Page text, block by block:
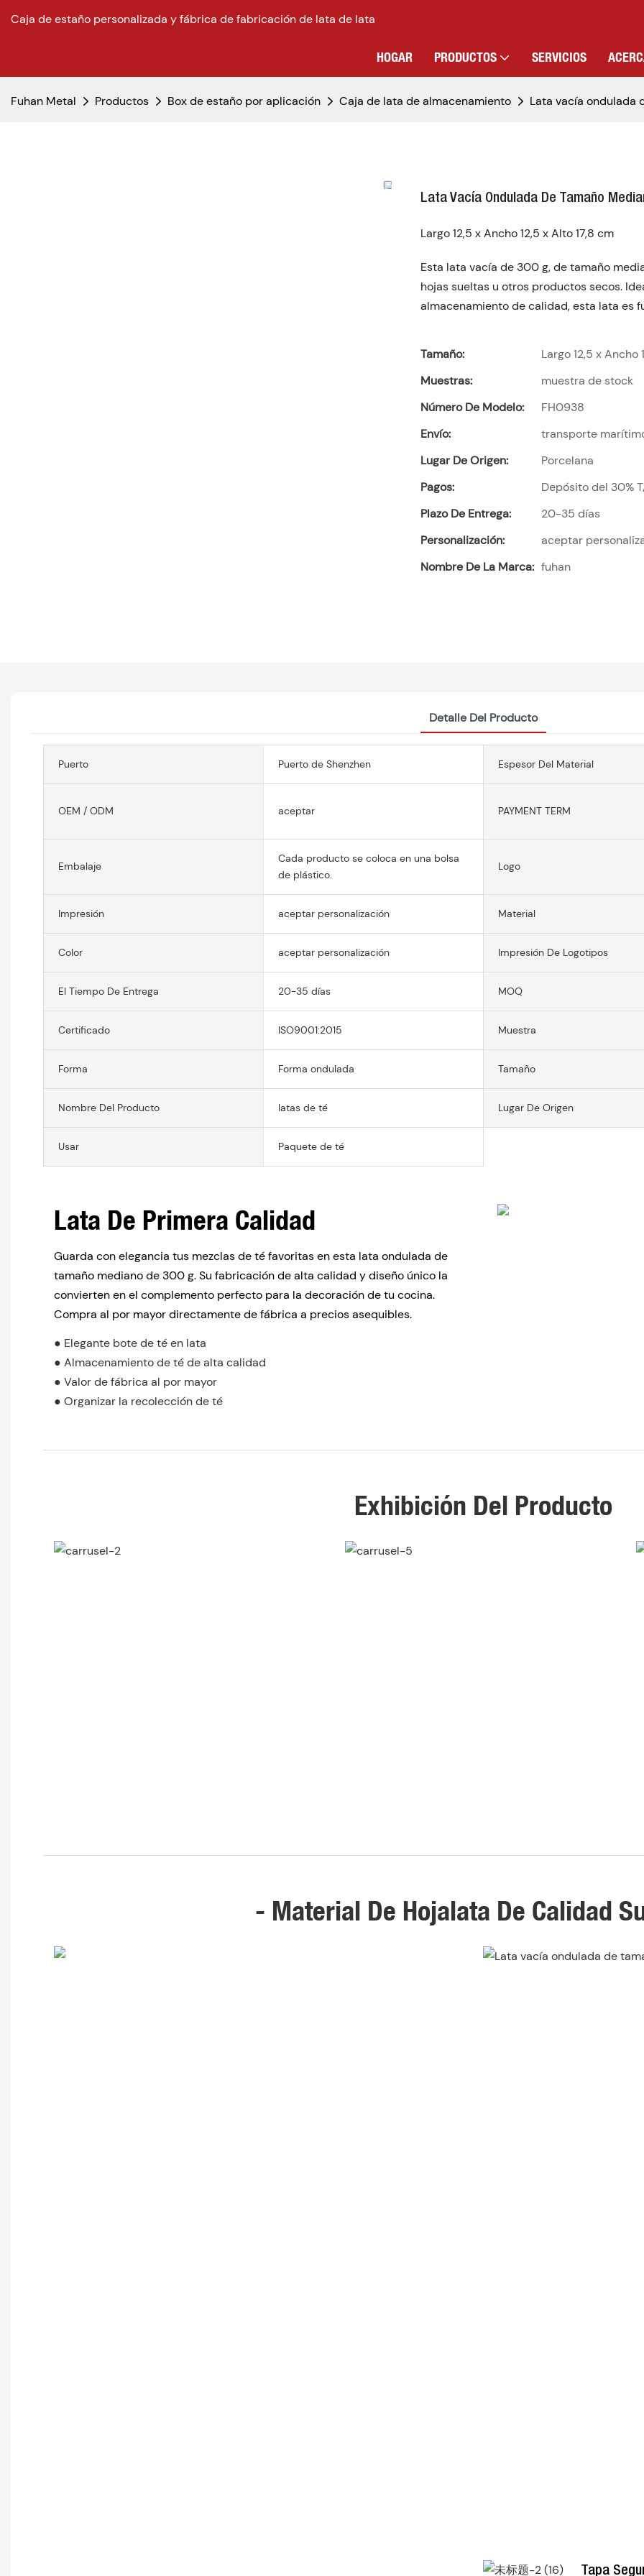
Caja de estaño personalizada y fábrica de fabricación de lata de lata
HOGAR PRODUCTOS SERVICIOS
Fuhan Metal Productos Box de estaño por aplicación Caja de lata de almacenamiento Lata vacía ondulada
Lata Vacía Ondulada De Tamaño
Largo 12,5 x Ancho 12,5 x Alto 17,8 cm
Esta lata vacía de 300 g, de tamaño
hojas sueltas u otros productos secos.
almacenamiento de calidad, esta lata es
Tamaño:
Largo 12,5 x Ancho
Muestras:
muestra de stock
Número De Modelo:
FH0938
Envío:
transporte
Lugar De Origen:
Porcelana
Pagos:
Depósito del 30%
Plazo De Entrega:
20-35 días
Personalización:
aceptar
Nombre De La Marca: fuhan
Detalle Del Producto
Puerto Puerto de Shenzhen Espesor Del Material
OEM / ODM aceptar PAYMENT TERM
Embalaje
Cada producto se coloca en una bolsa
de plástico.
Logo
Impresión aceptar personalización Material
Color aceptar personalización Impresión De Logotipos
El Tiempo De Entrega 20-35 días MOQ
Certificado ISO9001:2015 Muestra
Forma Forma ondulada Tamaño
Nombre Del Producto latas de té Lugar De Origen
Usar Paquete de té
Lata De Primera Calidad
Guarda con elegancia tus mezclas de té favoritas en esta lata ondulada de
tamaño mediano de 300 g. Su fabricación de alta calidad y diseño único la
convierten en el complemento perfecto para la decoración de tu cocina.
Compra al por mayor directamente de fábrica a precios asequibles.
● Elegante bote de té en lata
● Almacenamiento de té de alta calidad
● Valor de fábrica al por mayor
● Organizar la recolección de té
Exhibición Del Producto
- Material De Hojalata De Calidad
Tapa